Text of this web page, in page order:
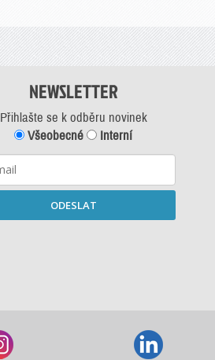
NEWSLETTER
Přihlašte se k odběru novinek
Všeobecné
Interní
ODESLAT